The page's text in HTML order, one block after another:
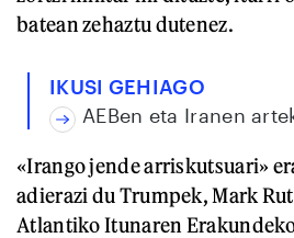
batean zehaztu dutenez.
IKUSI GEHIAGO
AEBen eta Iranen
«Irango jende arriskutsuari»
adierazi du Trumpek, Mark
Atlantiko Itunaren